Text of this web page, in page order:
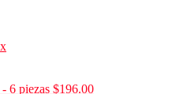
6 piezas $196.00